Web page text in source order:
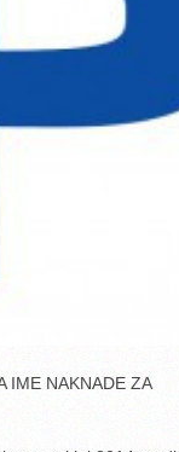
IME NAKNADE ZA